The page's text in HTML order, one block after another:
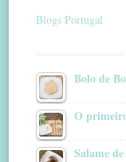
Blogs Portugal
Bolo de
O
Salame